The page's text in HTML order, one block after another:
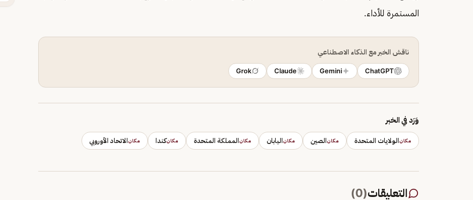
المستمرة للأداء.
ناقش الخبر مع الذكاء الاصطناعي
ChatGPT
Gemini
Claude
Grok
وَرَد في الخبر
مكانالولايات المتحدة مكانالصين مكاناليابان مكانالمملكة المتحدة مكانكندا مكانالاتحاد الأوروبي
التعليقات(
0
)